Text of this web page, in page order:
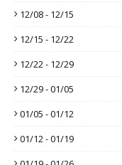
12/08 - 12/15
12/15 - 12/22
12/22 - 12/29
12/29 - 01/05
01/05 - 01/12
01/12 - 01/19